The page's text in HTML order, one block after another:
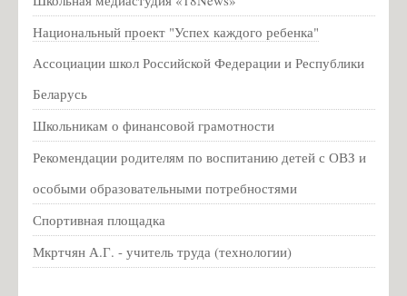
2026 учебный год
Конкурсы
Всероссийская акция "Урок цифры"
Новогодняя выставка
Новости
Вакцинация от гриппа и коронавирусной инфекции
Год педагога и наставника
Памятка о мерах профилактики энтеровирусной инфекции для
детских образовательных учреждений
Оператор курса «Россия – мои горизонты» отвечает на вопросы
Национальный проект "Успех каждого ребенка"
Ассоциации школ Российской Федерации и Республики
Беларусь
Школьникам о финансовой грамотности
Рекомендации родителям по воспитанию детей с ОВЗ и
особыми образовательными потребностями
Спортивная площадка
Мкртчян А.Г. - учитель труда (технологии)